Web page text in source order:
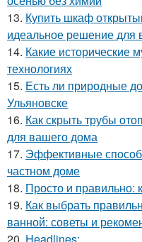
13. Купить шкаф
идеальное решение для
14. Какие исторические
технологиях
15. Есть ли природные
Ульяновске
16. Как скрыть трубы
для вашего дома
17. Эффективные
частном доме
18. Просто и правильно:
19. Как выбрать
ванной: советы и